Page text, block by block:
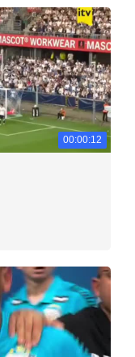
00:00:12